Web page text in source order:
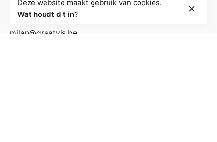
Contactgegevens
milan@graatvis.be
Deze website maakt gebruik van cookies.
Wat houdt dit in?